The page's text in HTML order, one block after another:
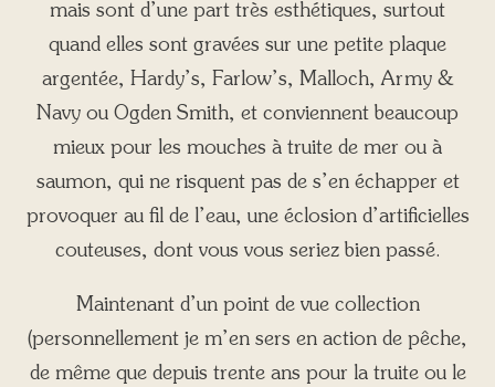
mais sont d’une part très esthétiques, surtout
quand elles sont gravées sur une petite plaque
argentée, Hardy’s, Farlow’s, Malloch, Army &
Navy ou Ogden Smith, et conviennent beaucoup
mieux pour les mouches à truite de mer ou à
saumon, qui ne risquent pas de s’en échapper et
provoquer au fil de l’eau, une éclosion d’artificielles
couteuses, dont vous vous seriez bien passé.
Maintenant d’un point de vue collection
(personnellement je m’en sers en action de pêche,
de même que depuis trente ans pour la truite ou le